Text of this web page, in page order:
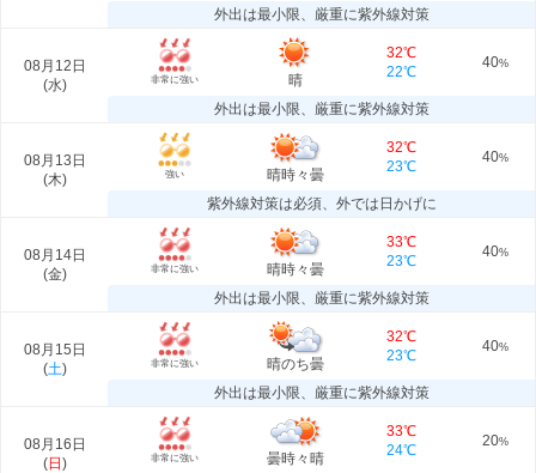
外出は最小限、厳重に紫外線対策
08月12日
(水) 非常に強い 晴
32℃
22℃
40%
外出は最小限、厳重に紫外線対策
08月13日
(木) 強い 晴時々曇
32℃
23℃
40%
紫外線対策は必須、外では日かげに
08月14日
(金) 非常に強い 晴時々曇
33℃
23℃
40%
外出は最小限、厳重に紫外線対策
08月15日
(土) 非常に強い 晴のち曇
32℃
23℃
40%
外出は最小限、厳重に紫外線対策
08月16日
(日 ) 非常に強い 曇時々晴
33℃
24℃
20%